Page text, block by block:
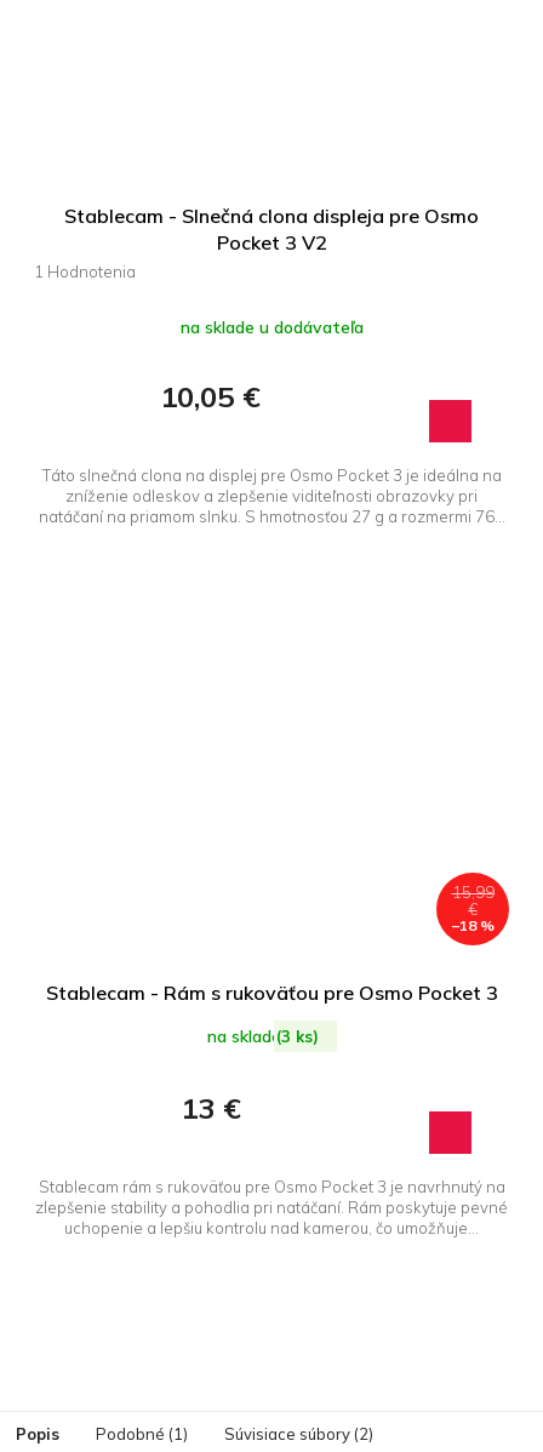
Stablecam - Slnečná clona displeja pre Osmo
Pocket 3 V2
Priemerné
na sklade u dodávateľa
10,05 €
Táto slnečná clona na displej pre Osmo Pocket 3 je ideálna na
zníženie odleskov a zlepšenie viditeľnosti obrazovky pri
natáčaní na priamom slnku. S hmotnosťou 27 g a rozmermi 76...
15,99
€
–18 %
Stablecam - Rám s rukoväťou pre Osmo Pocket 3
na sklade(3 ks)
13 €
Stablecam rám s rukoväťou pre Osmo Pocket 3 je navrhnutý na
zlepšenie stability a pohodlia pri natáčaní. Rám poskytuje pevné
uchopenie a lepšiu kontrolu nad kamerou, čo umožňuje...
Popis Podobné (1) Súvisiace súbory (2)